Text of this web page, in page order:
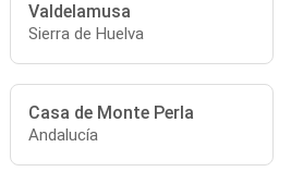
Valdelamusa
Sierra de Huelva
Casa de Monte Perla
Andalucía